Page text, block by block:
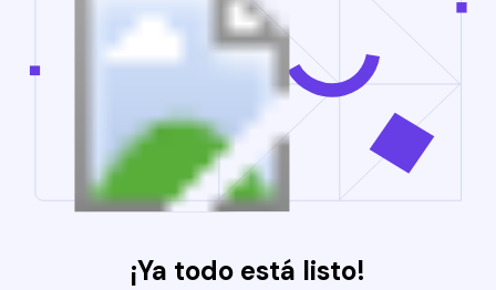
¡Ya todo está listo!